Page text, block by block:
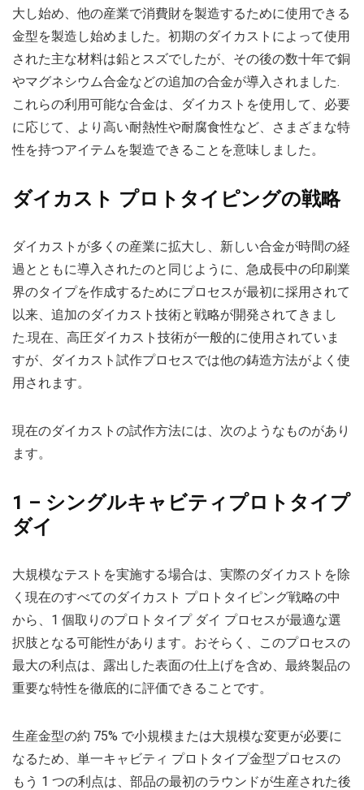
大し始め、他の産業で消費財を製造するために使用できる
金型を製造し始めました。初期のダイカストによって使用
された主な材料は鉛とスズでしたが、その後の数十年で銅
やマグネシウム合金などの追加の合金が導入されました.
これらの利用可能な合金は、ダイカストを使用して、必要
に応じて、より高い耐熱性や耐腐食性など、さまざまな特
性を持つアイテムを製造できることを意味しました。
ダイカスト プロトタイピングの戦略
ダイカストが多くの産業に拡大し、新しい合金が時間の経
過とともに導入されたのと同じように、急成長中の印刷業
界のタイプを作成するためにプロセスが最初に採用されて
以来、追加のダイカスト技術と戦略が開発されてきまし
た.現在、高圧ダイカスト技術が一般的に使用されていま
すが、ダイカスト試作プロセスでは他の鋳造方法がよく使
用されます。
現在のダイカストの試作方法には、次のようなものがあり
ます。
1 – シングルキャビティプロトタイプ
ダイ
大規模なテストを実施する場合は、実際のダイカストを除
く現在のすべてのダイカスト プロトタイピング戦略の中
から、1 個取りのプロトタイプ ダイ プロセスが最適な選
択肢となる可能性があります。おそらく、このプロセスの
最大の利点は、露出した表面の仕上げを含め、最終製品の
重要な特性を徹底的に評価できることです。
生産金型の約 75% で小規模または大規模な変更が必要に
なるため、単一キャビティ プロトタイプ金型プロセスの
もう 1 つの利点は、部品の最初のラウンドが生産された後